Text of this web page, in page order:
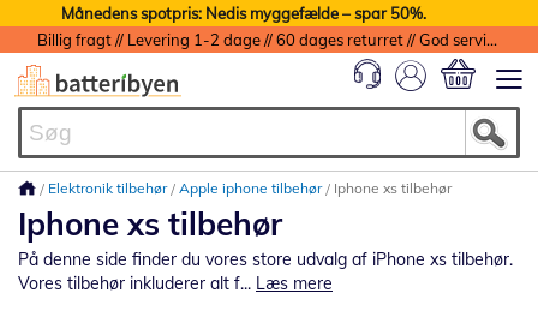
Månedens spotpris: Nedis myggefælde – spar 50%.
Billig fragt // Levering 1-2 dage // 60 dages returret // God service med garanti
Elektronik tilbehør Apple iphone tilbehør Iphone xs tilbehør
Iphone xs tilbehør
På denne side finder du vores store udvalg af iPhone xs tilbehør.
Vores tilbehør inkluderer alt f... Læs mere